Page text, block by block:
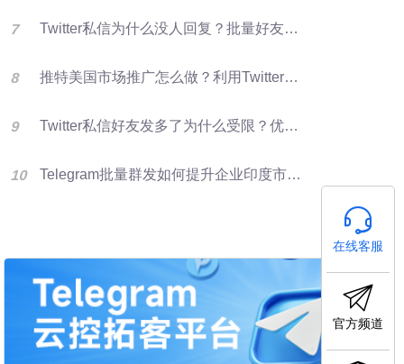
Twitter私信为什么没人回复？批量好友群发优化X营销效果的方法
推特美国市场推广怎么做？利用Twitter好友资源进行批量群发提升客户开发效率
Twitter私信好友发多了为什么受限？优化群发营销方法
Telegram批量群发如何提升企业印度市场获客效率
在线客服
官方频道